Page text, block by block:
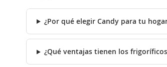
¿Por qué elegir Candy para tu
¿Qué ventajas tienen los